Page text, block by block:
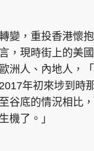
變，重投香港懷
，現時街上的美
洲人、內地人，
年初來埗到時
谷底的情況相比
機了。」